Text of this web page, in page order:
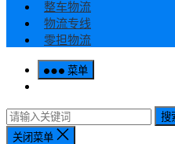
整车物流
物流专线
零担物流
菜单
搜
关闭菜单